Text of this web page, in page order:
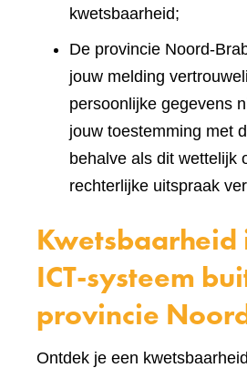
kwetsbaarheid;
De provincie Noord-
jouw melding
persoonlijke gegevens
jouw toestemming met
behalve als dit wettelijk
rechterlijke uitspraak
Kwetsbaarheid
ICT-systeem
provincie
Ontdek je een